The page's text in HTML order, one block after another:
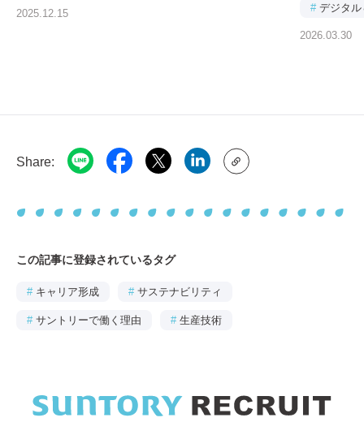
# 連載｜あなたの知らない「デジタルな」サントリ
2025.12.15 # デジタ
# 食品・飲
2026.03.30
Share:
この記事に登録されているタグ
# キャリア形成 # サステナビリティ
# サントリーで働く理由 # 生産技術